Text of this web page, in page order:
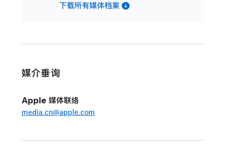
下载所有媒体档案
媒介垂询
Apple 媒体联络
media.cn@apple.com